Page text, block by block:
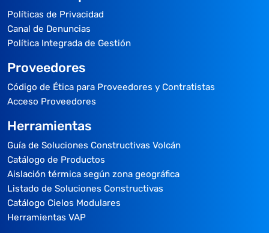
Políticas de Privacidad
Canal de Denuncias
Política Integrada de Gestión
Proveedores
Código de Ética para Proveedores y Contratistas
Acceso Proveedores
Herramientas
Guía de Soluciones Constructivas Volcán
Catálogo de Productos
Aislación térmica según zona geográfica
Listado de Soluciones Constructivas
Catálogo Cielos Modulares
Herramientas VAP